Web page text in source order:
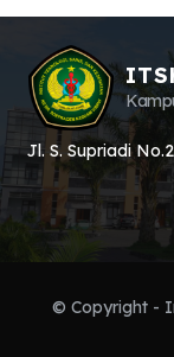
Jl. S. Supriadi
© Copyright -